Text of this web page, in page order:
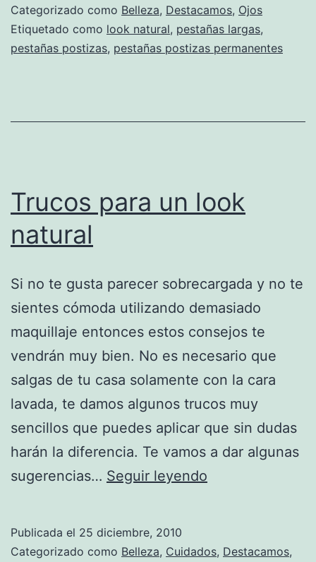
Categorizado como Belleza, Destacamos, Ojos
Etiquetado como look natural, pestañas largas,
pestañas postizas, pestañas postizas permanentes
Trucos para un look
natural
Si no te gusta parecer sobrecargada y no te
sientes cómoda utilizando demasiado
maquillaje entonces estos consejos te
vendrán muy bien. No es necesario que
salgas de tu casa solamente con la cara
lavada, te damos algunos trucos muy
sencillos que puedes aplicar que sin dudas
harán la diferencia. Te vamos a dar algunas
sugerencias… Seguir leyendo
look
Publicada el 25 diciembre, 2010
Categorizado como Belleza, Cuidados, Destacamos,